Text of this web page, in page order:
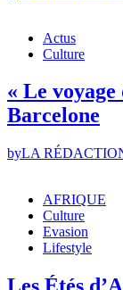
Actus
Culture
« Le
Barcelone
byLA
AFRIQUE
Culture
Evasion
Lifestyle